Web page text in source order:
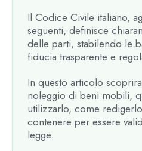
Il Codice Civile italiano,
seguenti, definisce
delle parti, stabilendo le
fiducia trasparente e
In questo articolo
noleggio di beni mobili,
utilizzarlo, come
contenere per essere
legge.